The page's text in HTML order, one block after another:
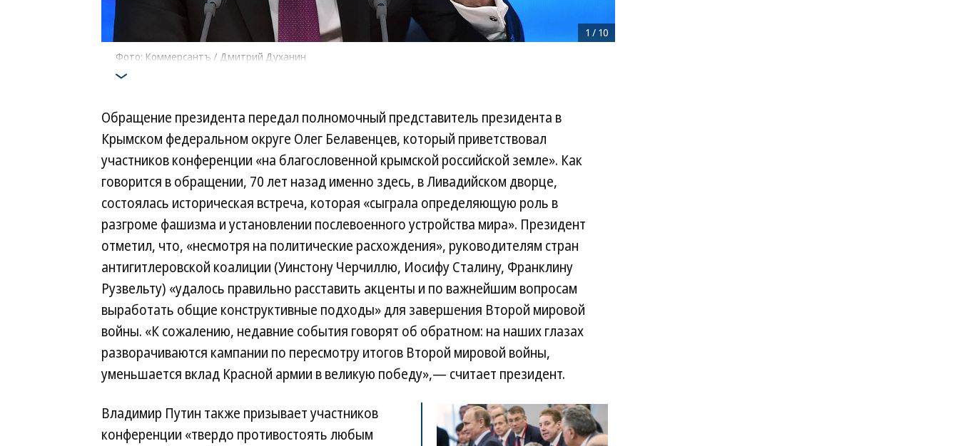
Фото: Коммерсантъ / Дмитрий Духанин
1 / 10
Обращение президента передал полномочный представитель президента в
Крымском федеральном округе Олег Белавенцев, который приветствовал
участников конференции «на благословенной крымской российской земле». Как
говорится в обращении, 70 лет назад именно здесь, в Ливадийском дворце,
состоялась историческая встреча, которая «сыграла определяющую роль в
разгроме фашизма и установлении послевоенного устройства мира». Президент
отметил, что, «несмотря на политические расхождения», руководителям стран
антигитлеровской коалиции (Уинстону Черчиллю, Иосифу Сталину, Франклину
Рузвельту) «удалось правильно расставить акценты и по важнейшим вопросам
выработать общие конструктивные подходы» для завершения Второй мировой
войны. «К сожалению, недавние события говорят об обратном: на наших глазах
разворачиваются кампании по пересмотру итогов Второй мировой войны,
уменьшается вклад Красной армии в великую победу»,— считает президент.
Владимир Путин также призывает участников
конференции «твердо противостоять любым